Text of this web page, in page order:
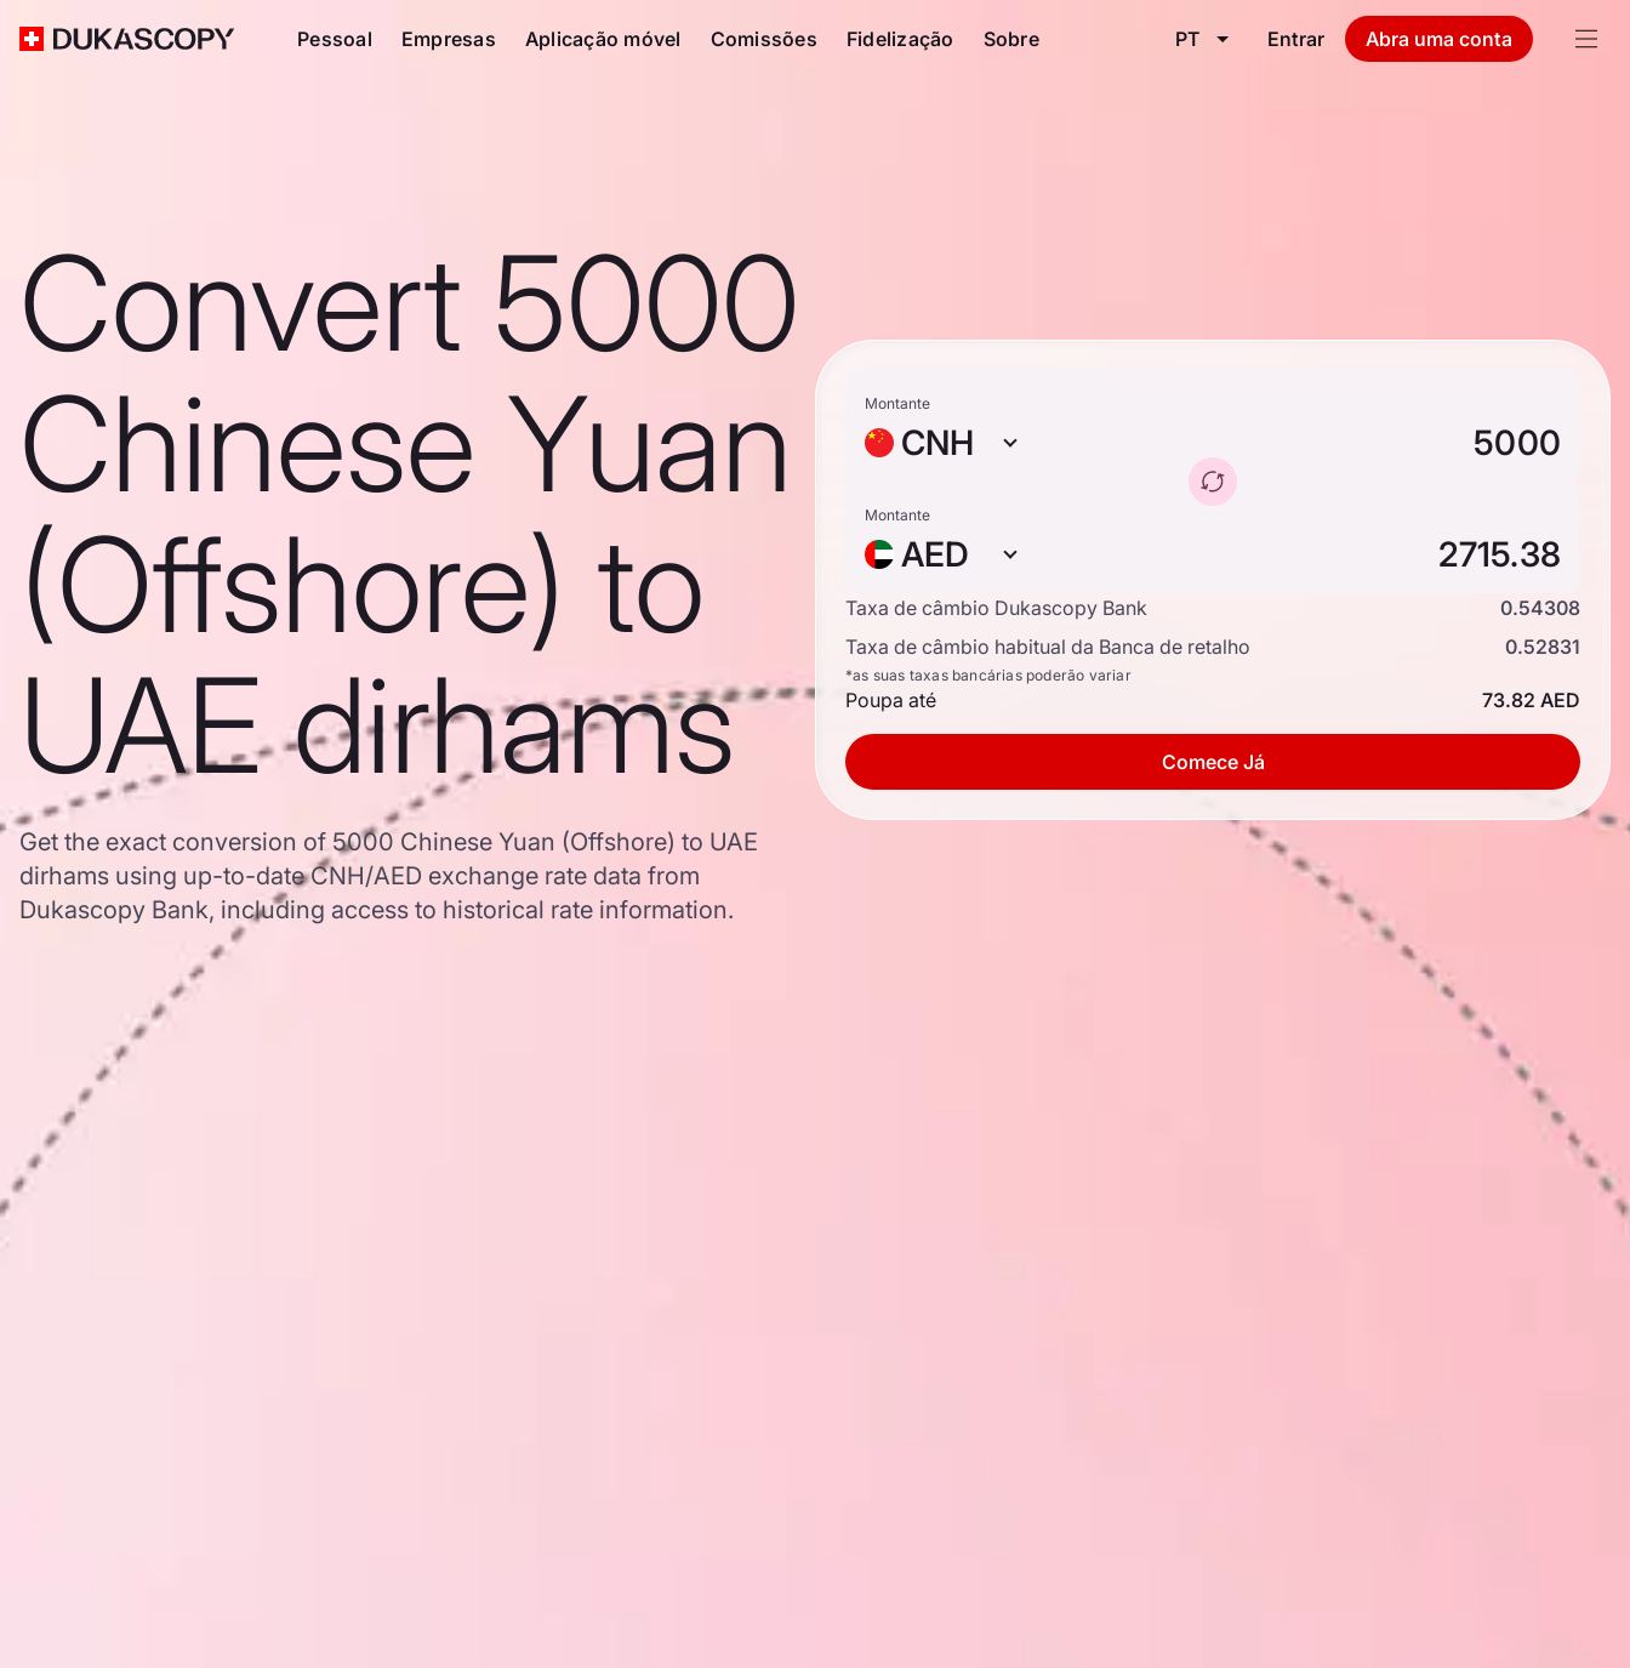
Pessoal Empresas Aplicação móvel Comissões Fidelização Sobre PT Entrar Abra uma conta
Convert 5000
Chinese Yuan
(Offshore) to
UAE dirhams
Get the exact conversion of 5000 Chinese Yuan (Offshore) to UAE
dirhams using up-to-date CNH/AED exchange rate data from
Dukascopy Bank, including access to historical rate information.
Montante
CNH
Montante
AED
Taxa de câmbio Dukascopy Bank
0.54308
Taxa de câmbio habitual da Banca de retalho
0.52831
*as suas taxas bancárias poderão variar
Poupa até 73.82 AED
Comece Já